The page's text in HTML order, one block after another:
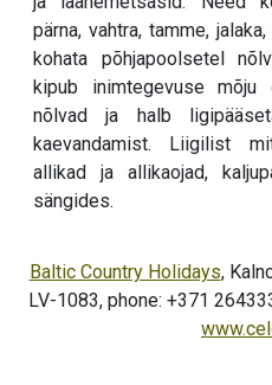
pärna, vahtra, tamme,
kohata põhjapoolsetel
kipub inimtegevuse mõju
nõlvad ja halb
kaevandamist. Liigilist
allikad ja allikaojad,
sängides.
Baltic Country Holidays,
LV-1083, phone: +371